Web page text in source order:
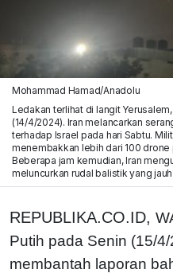
Mohammad Hamad/Anadolu
Ledakan terlihat di langit
(14/4/2024). Iran melancarkan
terhadap Israel pada hari Sabtu.
menembakkan lebih dari 100
Beberapa jam kemudian, Iran
meluncurkan rudal balistik yang
REPUBLIKA.CO.ID,
Putih pada Senin (15/
membantah laporan